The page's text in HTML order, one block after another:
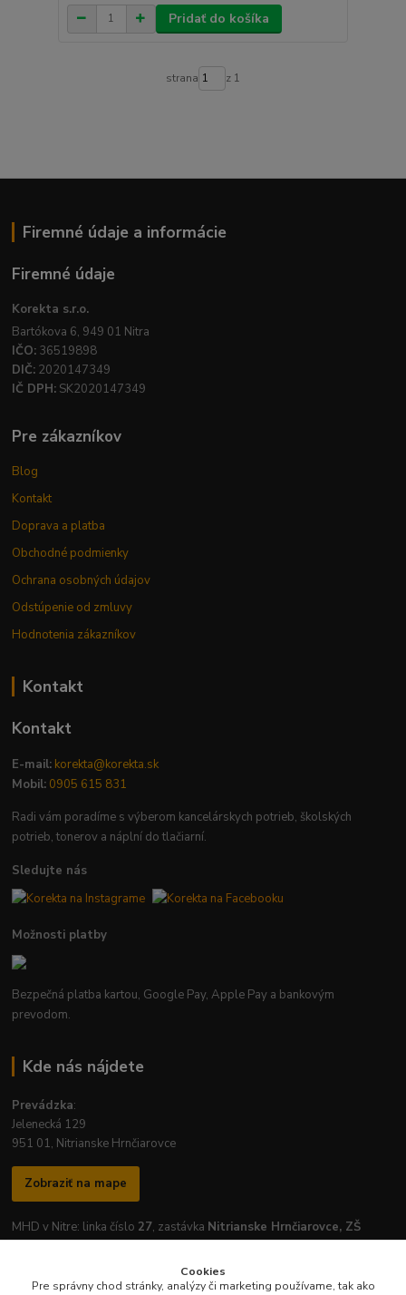
Pridať do košíka
strana z 1
Firemné údaje a informácie
Firemné údaje
Korekta s.r.o.
Bartókova 6, 949 01 Nitra
IČO: 36519898
DIČ: 2020147349
IČ DPH: SK2020147349
Pre zákazníkov
Blog
Kontakt
Doprava a platba
Obchodné podmienky
Ochrana osobných údajov
Odstúpenie od zmluvy
Hodnotenia zákazníkov
Kontakt
Kontakt
E-mail: korekta@korekta.sk
Mobil: 0905 615 831
Radi vám poradíme s výberom kancelárskych potrieb, školských
potrieb, tonerov a náplní do tlačiarní.
Sledujte nás
Možnosti platby
Bezpečná platba kartou, Google Pay, Apple Pay a bankovým
prevodom.
Kde nás nájdete
Prevádzka:
Jelenecká 129
951 01, Nitrianske Hrnčiarovce
Zobraziť na mape
MHD v Nitre: linka číslo 27, zastávka Nitrianske Hrnčiarovce, ZŠ
Cookies
Pre správny chod stránky, analýzy či marketing používame, tak ako